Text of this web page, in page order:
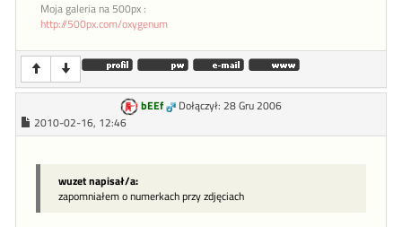
Moja galeria na 500px :
http://500px.com/oxygenum
bEEf
Dołączył: 28 Gru 2006
2010-02-16, 12:46
wuzet napisał/a:
zapomniałem o numerkach przy zdjęciach